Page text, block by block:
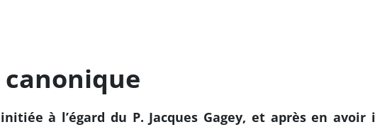
canonique
à l’égard du P. Jacques Gagey, et après en